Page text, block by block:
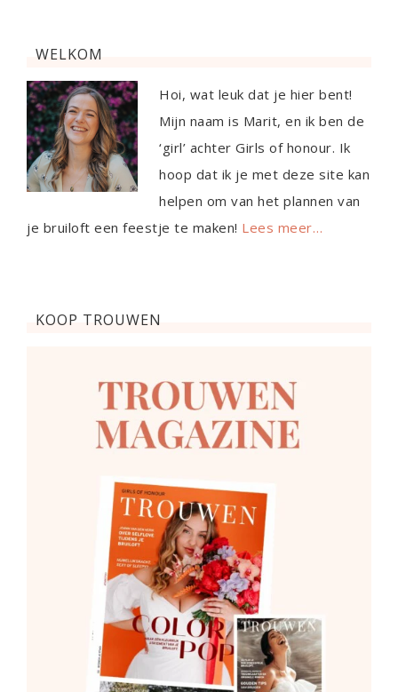
WELKOM
Hoi, wat leuk dat je hier bent!
Mijn naam is Marit, en ik ben de
‘girl’ achter Girls of honour. Ik
hoop dat ik je met deze site kan
helpen om van het plannen van
je bruiloft een feestje te maken! Lees meer…
KOOP TROUWEN